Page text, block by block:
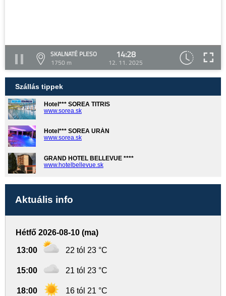
SKALNATÉ PLESO
1750 m
14:28
12. 11. 2025
Szállás tippek
Hotel*** SOREA TITRIS
www.sorea.sk
Hotel*** SOREA URÁN
www.sorea.sk
GRAND HOTEL BELLEVUE ****
www.hotelbellevue.sk
Aktuális info
Hétfő 2026-08-10 (ma)
13:00 22 tól 23 °C
15:00 21 tól 23 °C
18:00 16 tól 21 °C